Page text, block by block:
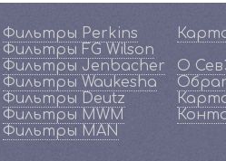
Фильтры Perkins
Фильтры FG Wilson
Фильтры Jenbacher
Фильтры Waukesha
Фильтры Deutz
Фильтры MWM
Фильтры MAN
О